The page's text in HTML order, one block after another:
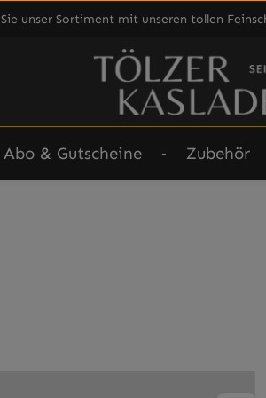
unser Sortiment mit unseren tollen
Abo & Gutscheine Zubehör